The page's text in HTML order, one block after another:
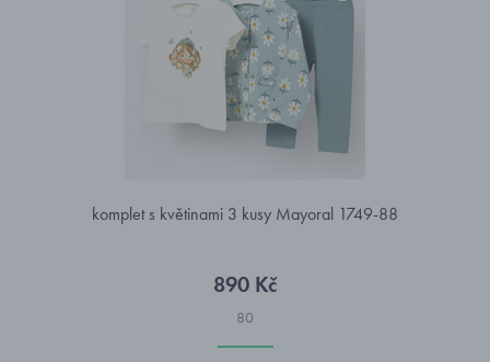
komplet s květinami 3 kusy Mayoral 1749-88
890 Kč
80